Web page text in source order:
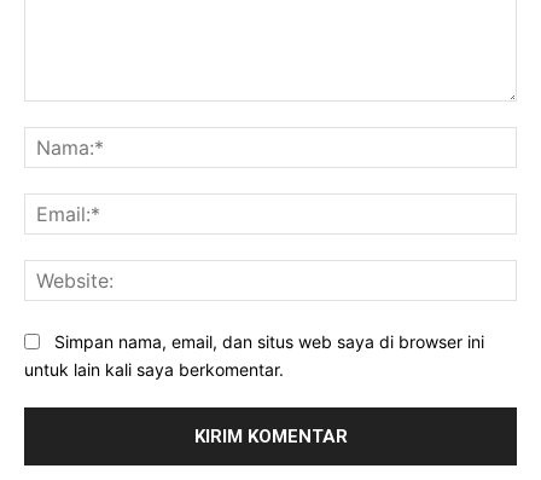
Simpan nama, email, dan situs web saya di browser ini
untuk lain kali saya berkomentar.